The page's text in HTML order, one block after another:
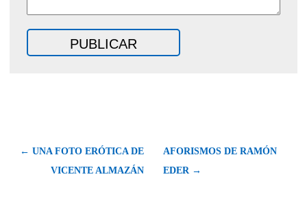
← UNA FOTO ERÓTICA DE
VICENTE ALMAZÁN
AFORISMOS DE RAMÓN
EDER →